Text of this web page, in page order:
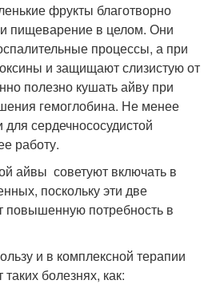
фрукты благотворно
пищеварение в целом. Они
процессы, а при
и защищают слизистую от
полезно кушать айву при
гемоглобина. Не менее
сердечнососудистой
работу.
айвы советуют включать в
поскольку эти две
повышенную потребность в
и в комплексной терапии
болезнях, как: